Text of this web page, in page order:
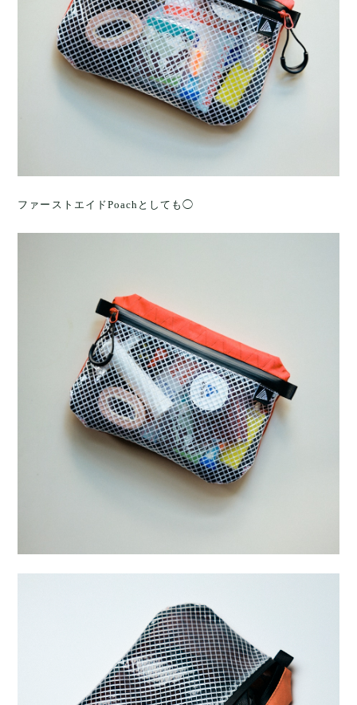
ファーストエイドPoachとしても◯